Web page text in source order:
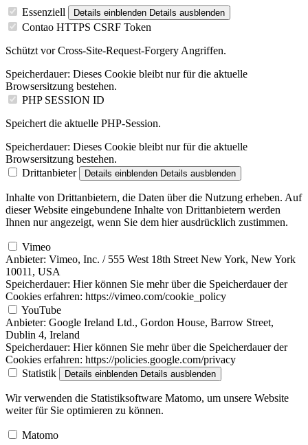
Essenziell Details einblenden Details ausblenden
Contao HTTPS CSRF Token
Schützt vor Cross-Site-Request-Forgery Angriffen.
Speicherdauer: Dieses Cookie bleibt nur für die aktuelle
Browsersitzung bestehen.
PHP SESSION ID
Speichert die aktuelle PHP-Session.
Speicherdauer: Dieses Cookie bleibt nur für die aktuelle
Browsersitzung bestehen.
Drittanbieter
Details einblenden Details ausblenden
Inhalte von Drittanbietern, die Daten über die Nutzung erheben. Auf
dieser Website eingebundene Inhalte von Drittanbietern werden
Ihnen nur angezeigt, wenn Sie dem hier ausdrücklich zustimmen.
Vimeo
Anbieter: Vimeo, Inc. / 555 West 18th Street New York, New York
10011, USA
Speicherdauer: Hier können Sie mehr über die Speicherdauer der
Cookies erfahren: https://vimeo.com/cookie_policy
YouTube
Anbieter: Google Ireland Ltd., Gordon House, Barrow Street,
Dublin 4, Ireland
Speicherdauer: Hier können Sie mehr über die Speicherdauer der
Cookies erfahren: https://policies.google.com/privacy
Statistik
Details einblenden Details ausblenden
Wir verwenden die Statistiksoftware Matomo, um unsere Website
weiter für Sie optimieren zu können.
Matomo